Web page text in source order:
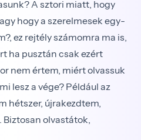
A sztori miatt, hogy
hogy a szerelmesek egy­
ez rejtély számomra ma is,
ha pusztán csak ezért
nem értem, miért olvassuk
lesz a vége? Például az
hétszer, újrakezdtem,
olvastátok,